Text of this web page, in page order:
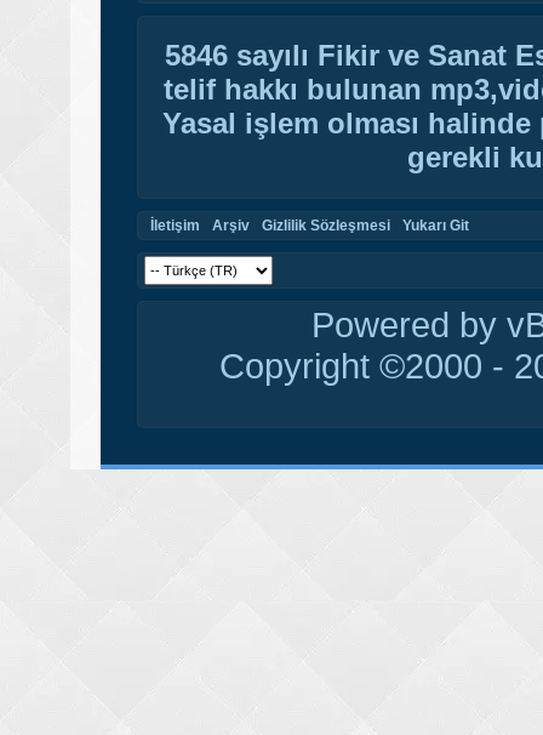
5846 sayılı Fikir ve Sanat
telif hakkı bulunan
Yasal işlem olması
gerekli
İletişim Arşiv Gizlilik Sözleşmesi Yukarı Git
Powered by
Copyright ©2000 -